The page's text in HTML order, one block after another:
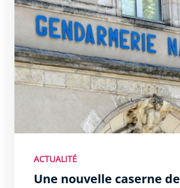
ACTUALITÉ
Une nouvelle caserne de